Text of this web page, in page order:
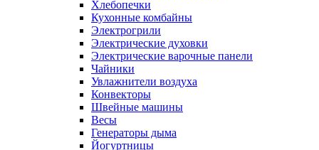
Хлебопечки
Кухонные комбайны
Электрогрили
Электрические духовки
Электрические варочные панели
Чайники
Увлажнители воздуха
Конвекторы
Швейные машины
Весы
Генераторы дыма
Йогуртницы